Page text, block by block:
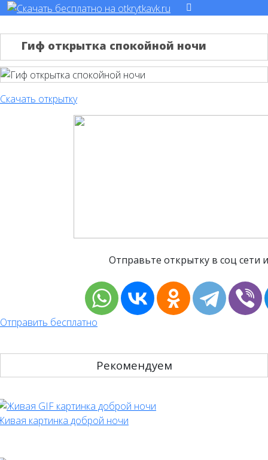
Гиф открытка спокойной ночи
Скачать открытку
Отправьте открытку в соц сети
Отправить бесплатно
Рекомендуем
картинка доброй ночи